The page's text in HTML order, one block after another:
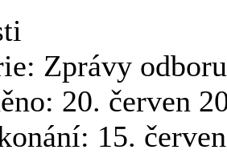
Zprávy
20. červen
15.